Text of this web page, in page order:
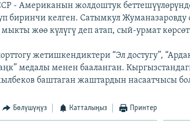
- Американын жолдоштук
биринчи келген. Сатымкул
мыкты жөө күлүгү деп атап, сый-урмат
жетишкендиктери “Эл достугу”,
медалы менен бааланган.
баштаган жаштардын насаатчысы
Бөлүшүңүз Катталыңыз Принтер